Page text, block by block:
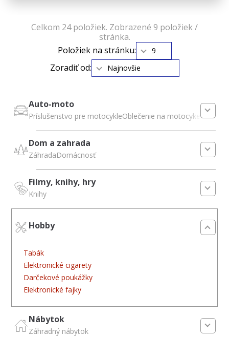
Celkom 24 položiek. Zobrazené 9 položiek /
stránka.
Položiek na stránku:
9
Zoradiť od: Najnovšie
Auto-moto
Príslušenstvo pre motocykleOblečenie na motocykel
Dom a zahrada
ZáhradaDomácnosť
Filmy, knihy, hry
Knihy
Hobby
Tabák
Elektronické cigarety
Darčekové poukážky
Elektronické fajky
Nábytok
Záhradný nábytok